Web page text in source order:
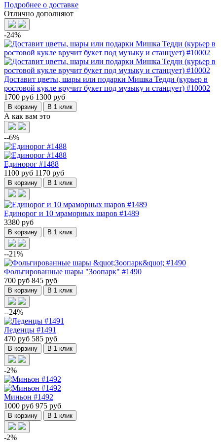
Подробнее о доставке
Отлично дополняют
-24%
Доставит цветы, шары или подарки Мишка Тедди (курьер в
ростовой кукле вручит букет под музыку и станцует) #10002
1700 руб 1300 руб
В корзину В 1 клик
А как вам это
--6%
Единорог #1488
1100 руб 1170 руб
В корзину В 1 клик
Единорог и 10 мраморных шаров #1489
3380 руб
В корзину В 1 клик
--21%
Фольгированные шары "Зоопарк" #1490
700 руб 845 руб
В корзину В 1 клик
--24%
Леденцы #1491
470 руб 585 руб
В корзину В 1 клик
-2%
Миньон #1492
1000 руб 975 руб
В корзину В 1 клик
-2%